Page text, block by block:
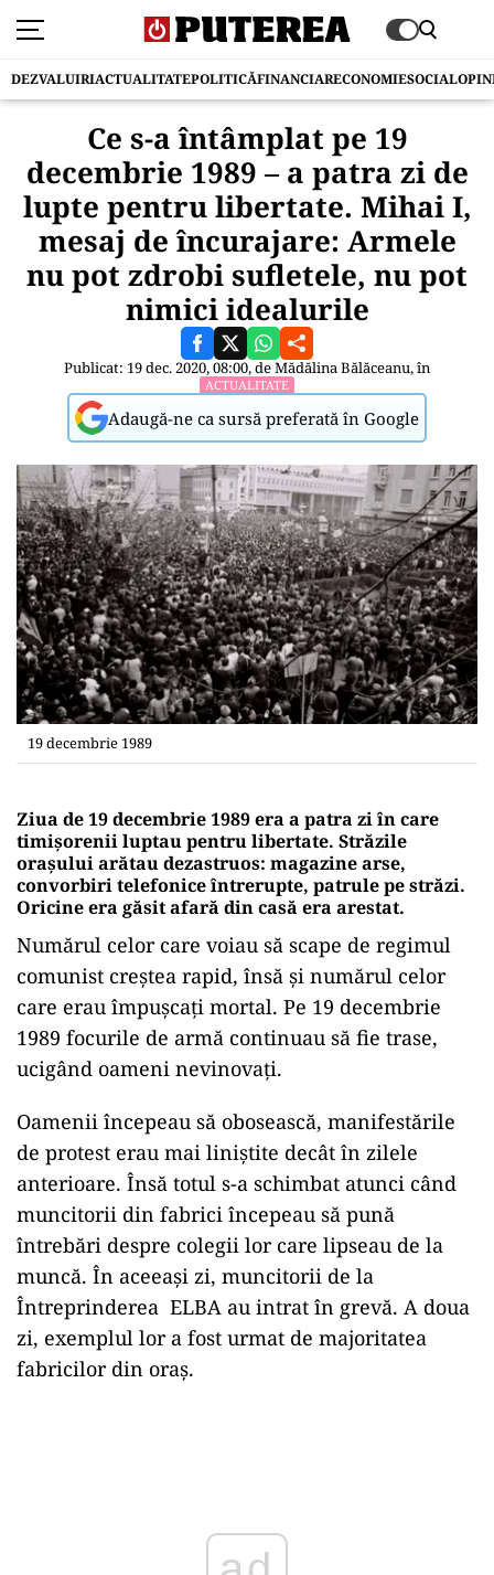
DEZVALUIRIACTUALITATEPOLITICĂFINANCIARECONOMIESOCIAL
Ce s-a întâmplat pe 19
decembrie 1989 – a patra zi de
lupte pentru libertate. Mihai I,
mesaj de încurajare: Armele
nu pot zdrobi sufletele, nu pot
nimici idealurile
Publicat: 19 dec. 2020, 08:00, deMădălina Bălăceanu, în
ACTUALITATE
Adaugă-ne ca sursă preferată în Google
19 decembrie 1989
Ziua de 19 decembrie 1989 era a patra zi în care
timișorenii luptau pentru libertate. Străzile
orașului arătau dezastruos: magazine arse,
convorbiri telefonice întrerupte, patrule pe străzi.
Oricine era găsit afară din casă era arestat.
Numărul celor care voiau să scape de regimul
comunist creștea rapid, însă și numărul celor
care erau împușcați mortal. Pe 19 decembrie
1989 focurile de armă continuau să fie trase,
ucigând oameni nevinovați.
Oamenii începeau să obosească, manifestările
de protest erau mai liniștite decât în zilele
anterioare. Însă totul s-a schimbat atunci când
muncitorii din fabrici începeau să pună
întrebări despre colegii lor care lipseau de la
muncă. În aceeași zi, muncitorii de la
Întreprinderea ELBA au intrat în grevă. A doua
zi, exemplul lor a fost urmat de majoritatea
fabricilor din oraș.